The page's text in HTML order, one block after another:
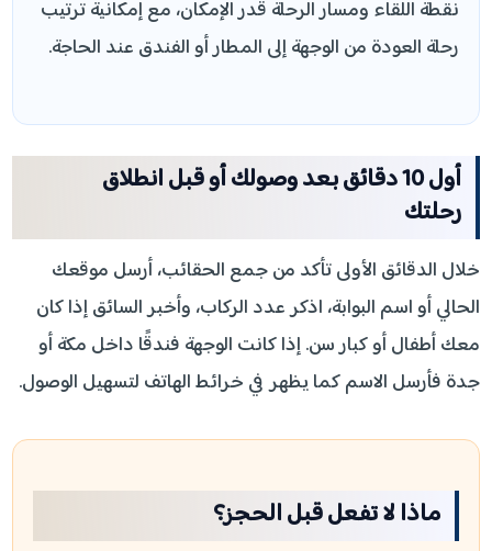
نقطة اللقاء ومسار الرحلة قدر الإمكان، مع إمكانية ترتيب
رحلة العودة من الوجهة إلى المطار أو الفندق عند الحاجة.
أول 10 دقائق بعد وصولك أو قبل انطلاق
رحلتك
خلال الدقائق الأولى تأكد من جمع الحقائب، أرسل موقعك
الحالي أو اسم البوابة، اذكر عدد الركاب، وأخبر السائق إذا كان
معك أطفال أو كبار سن. إذا كانت الوجهة فندقًا داخل مكة أو
جدة فأرسل الاسم كما يظهر في خرائط الهاتف لتسهيل الوصول.
ماذا لا تفعل قبل الحجز؟